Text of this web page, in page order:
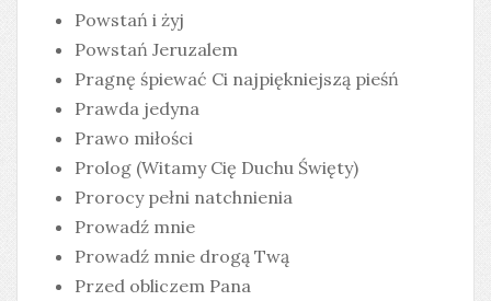
Powstań i żyj
Powstań Jeruzalem
Pragnę śpiewać Ci najpiękniejszą pieśń
Prawda jedyna
Prawo miłości
Prolog (Witamy Cię Duchu Święty)
Prorocy pełni natchnienia
Prowadź mnie
Prowadź mnie drogą Twą
Przed obliczem Pana